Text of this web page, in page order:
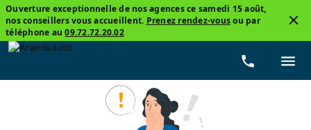
Ouverture exceptionnelle de nos agences ce samedi 15 août,
nos conseillers vous accueillent. Prenez rendez-vousou par
téléphone au09.72.72.20.02